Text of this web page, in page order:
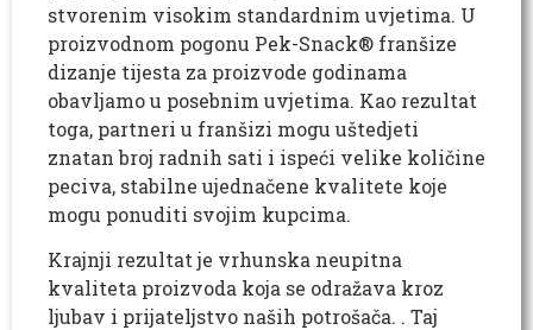
stvorenim visokim standardnim uvjetima. U
proizvodnom pogonu Pek-Snack® franšize
dizanje tijesta za proizvode godinama
obavljamo u posebnim uvjetima. Kao rezultat
toga, partneri u franšizi mogu uštedjeti
znatan broj radnih sati i ispeći velike količine
peciva, stabilne ujednačene kvalitete koje
mogu ponuditi svojim kupcima.
Krajnji rezultat je vrhunska neupitna
kvaliteta proizvoda koja se odražava kroz
ljubav i prijateljstvo naših potrošača. . Taj